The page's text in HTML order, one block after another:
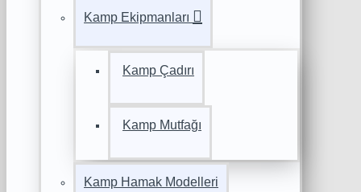
Kamp Ekipmanları
Kamp Çadırı
Kamp Mutfağı
Kamp Hamak Modelleri